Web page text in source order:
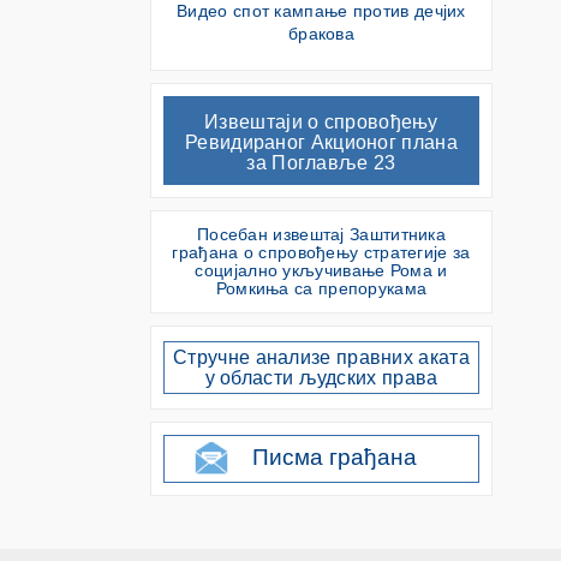
Видео спот кампање против дечјих
бракова
Извештаји о спровођењу
Ревидираног Акционог плана
за Поглавље 23
Посебан извештај Заштитника
грађана о спровођењу стратегије за
социјално укључивање Рома и
Ромкиња са препорукама
Стручне анализе правних аката
у области људских права
Писма грађана